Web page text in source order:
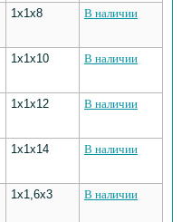
1х1х8 В наличии
1х1х10 В наличии
1х1х12 В наличии
1х1х14 В наличии
1х1,6х3 В наличии